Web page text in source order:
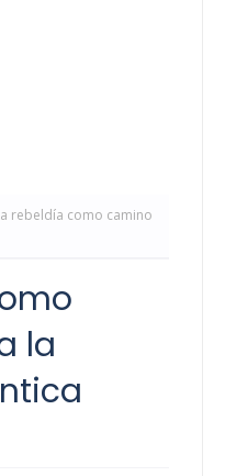
rebeldía como camino
la